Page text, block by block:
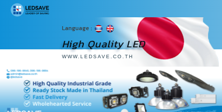
Language :
High Quality LED
WWW.LEDSAVE.CO.TH